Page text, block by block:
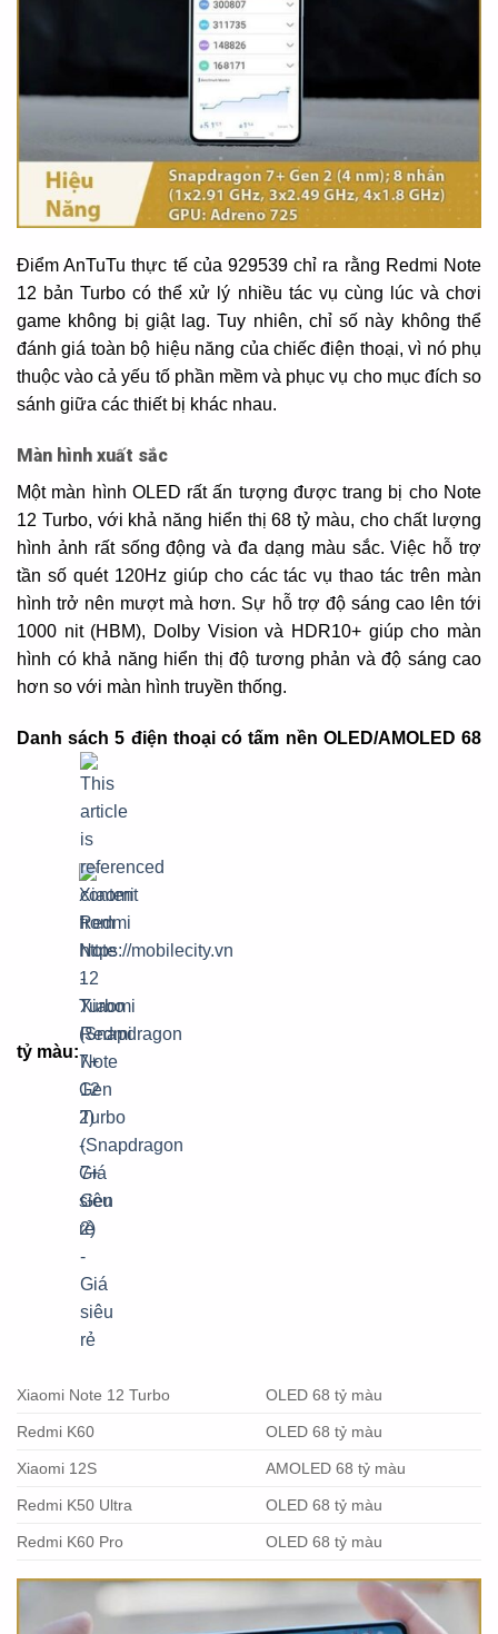
Điểm AnTuTu thực tế của 929539 chỉ ra rằng Redmi Note
12 bản Turbo có thể xử lý nhiều tác vụ cùng lúc và chơi
game không bị giật lag. Tuy nhiên, chỉ số này không thể
đánh giá toàn bộ hiệu năng của chiếc điện thoại, vì nó phụ
thuộc vào cả yếu tố phần mềm và phục vụ cho mục đích so
sánh giữa các thiết bị khác nhau.
Màn hình xuất sắc
Một màn hình OLED rất ấn tượng được trang bị cho Note
12 Turbo, với khả năng hiển thị 68 tỷ màu, cho chất lượng
hình ảnh rất sống động và đa dạng màu sắc. Việc hỗ trợ
tần số quét 120Hz giúp cho các tác vụ thao tác trên màn
hình trở nên mượt mà hơn. Sự hỗ trợ độ sáng cao lên tới
1000 nit (HBM), Dolby Vision và HDR10+ giúp cho màn
hình có khả năng hiển thị độ tương phản và độ sáng cao
hơn so với màn hình truyền thống.
Danh sách 5 điện thoại có tấm nền OLED/AMOLED 68
tỷ màu:
Xiaomi Note 12 Turbo OLED 68 tỷ màu
Redmi K60 OLED 68 tỷ màu
Xiaomi 12S AMOLED 68 tỷ màu
Redmi K50 Ultra OLED 68 tỷ màu
Redmi K60 Pro OLED 68 tỷ màu